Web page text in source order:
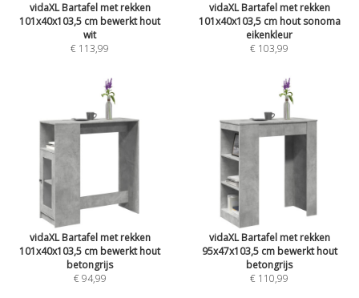
vidaXL Bartafel met rekken
101x40x103,5 cm bewerkt hout
wit
€ 113,99
vidaXL Bartafel met rekken
101x40x103,5 cm hout sonoma
eikenkleur
€ 103,99
vidaXL Bartafel met rekken
101x40x103,5 cm bewerkt hout
betongrijs
€ 94,99
vidaXL Bartafel met rekken
95x47x103,5 cm bewerkt hout
betongrijs
€ 110,99